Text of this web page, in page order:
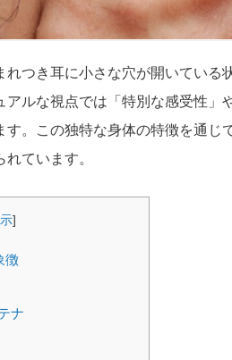
れつき耳に小さな穴が開いている
ルな視点では「特別な感受性」
す。この独特な身体の特徴を通じ
ています。
]
徴
ナ